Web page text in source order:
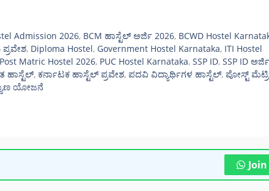
Admission 2026, BCM ಹಾಸ್ಟೆಲ್ ಅರ್ಜಿ 2026, BCWD Hostel
, Diploma Hostel, Government Hostel Karnataka, ITI Hostel
Post Matric Hostel 2026, PUC Hostel Karnataka, SSP ID, SSP ID ಅರ್ಜಿ
ಹಾಸ್ಟೆಲ್, ಕರ್ನಾಟಕ ಹಾಸ್ಟೆಲ್ ಪ್ರವೇಶ, ಪದವಿ ವಿದ್ಯಾರ್ಥಿಗಳ ಹಾಸ್ಟೆಲ್, ಪೋಸ್ಟ್
ಯೋಜನೆ